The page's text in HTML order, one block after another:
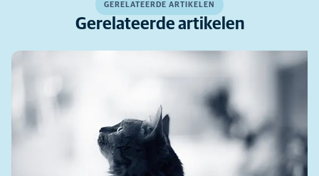
GERELATEERDE ARTIKELEN
Gerelateerde artikelen